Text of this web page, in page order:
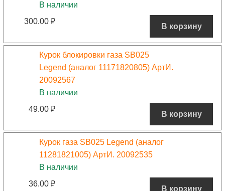
В наличии
300.00 ₽
В корзину
Курок блокировки газа SB025
Legend (аналог 11171820805) АртИ.
20092567
В наличии
49.00 ₽
В корзину
Курок газа SB025 Legend (аналог
11281821005) АртИ. 20092535
В наличии
36.00 ₽
В корзину